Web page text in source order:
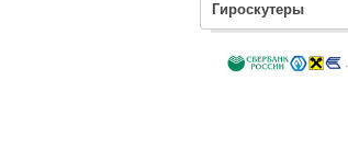
Гироскутеры